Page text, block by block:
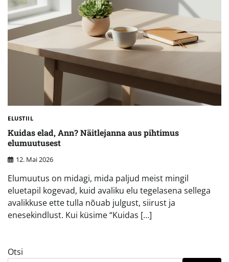
ELUSTIIL
Kuidas elad, Ann? Näitlejanna aus pihtimus
elumuutusest
12. Mai 2026
Elumuutus on midagi, mida paljud meist mingil
eluetapil kogevad, kuid avaliku elu tegelasena sellega
avalikkuse ette tulla nõuab julgust, siirust ja
enesekindlust. Kui küsime “Kuidas […]
Otsi